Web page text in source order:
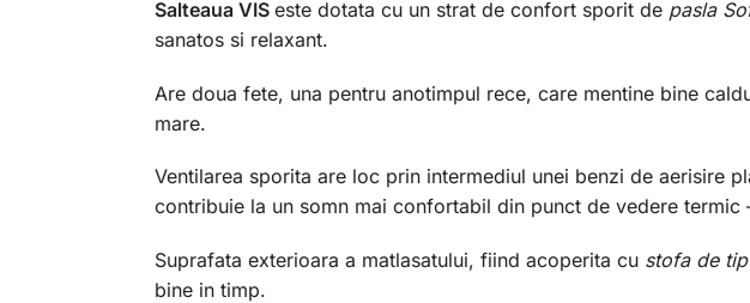
Salteaua VIS este dotata cu un strat de confort sporit de pasla
sanatos si relaxant.
Are doua fete, una pentru anotimpul rece, care mentine bine
mare.
Ventilarea sporita are loc prin intermediul unei benzi de aerisire
contribuie la un somn mai confortabil din punct de vedere
Suprafata exterioara a matlasatului, fiind acoperita cu stofa de
bine in timp.